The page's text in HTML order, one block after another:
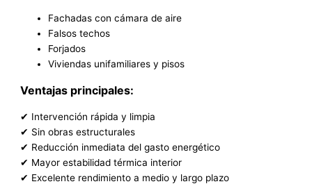
Fachadas con cámara de aire
Falsos techos
Forjados
Viviendas unifamiliares y pisos
Ventajas principales:
✔ Intervención rápida y limpia
✔ Sin obras estructurales
✔ Reducción inmediata del gasto energético
✔ Mayor estabilidad térmica interior
✔ Excelente rendimiento a medio y largo plazo